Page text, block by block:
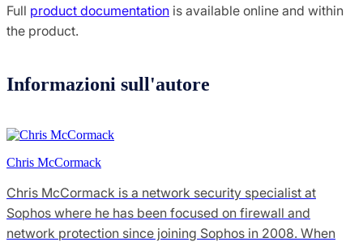
Full product documentation is available online and within
the product.
Informazioni sull'autore
Chris McCormack
Chris McCormack is a network security specialist at
Sophos where he has been focused on firewall and
network protection since joining Sophos in 2008. When